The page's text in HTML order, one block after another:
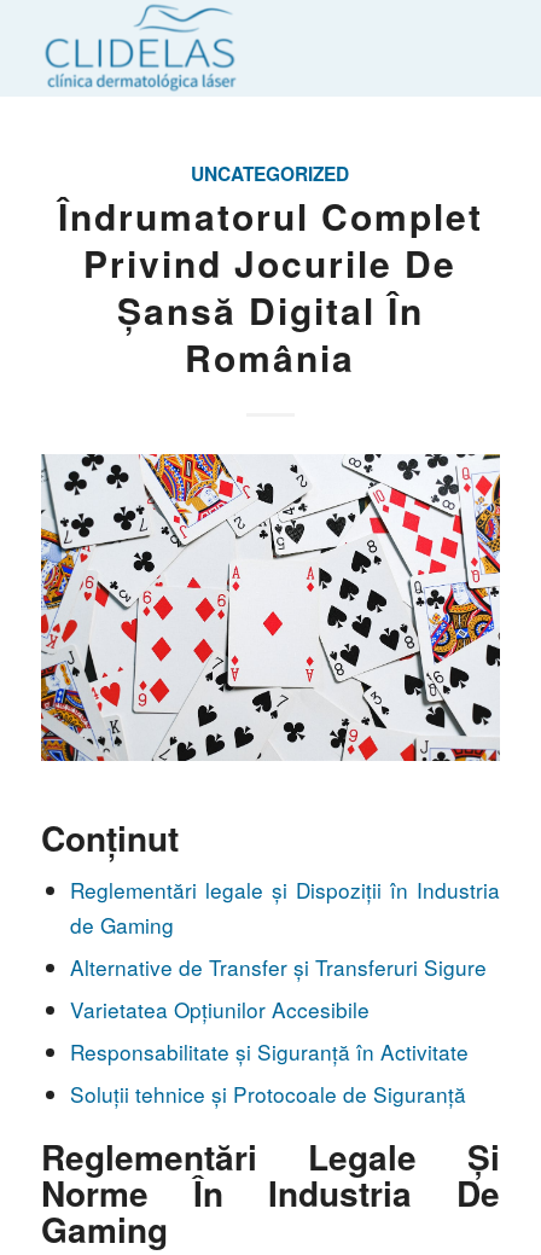
UNCATEGORIZED
Îndrumatorul Complet
Privind Jocurile De
Șansă Digital În
România
Conținut
Reglementări legale și Dispoziții în Industria
de Gaming
Alternative de Transfer și Transferuri Sigure
Varietatea Opțiunilor Accesibile
Responsabilitate și Siguranță în Activitate
Soluții tehnice și Protocoale de Siguranță
Reglementări Legale Și
Norme În Industria De
Gaming